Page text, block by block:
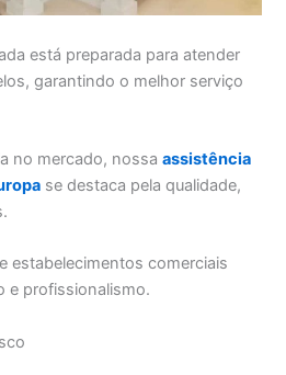
está preparada para atender
garantindo o melhor serviço
no mercado, nossaassistência
se destaca pela qualidade,
estabelecimentos comerciais
e profissionalismo.